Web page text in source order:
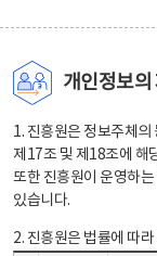
개인정보의
1. 진흥원은 정보주체의
제17조 및 제18조에 해
또한 진흥원이 운영하
있습니다.
2. 진흥원은 법률에 따